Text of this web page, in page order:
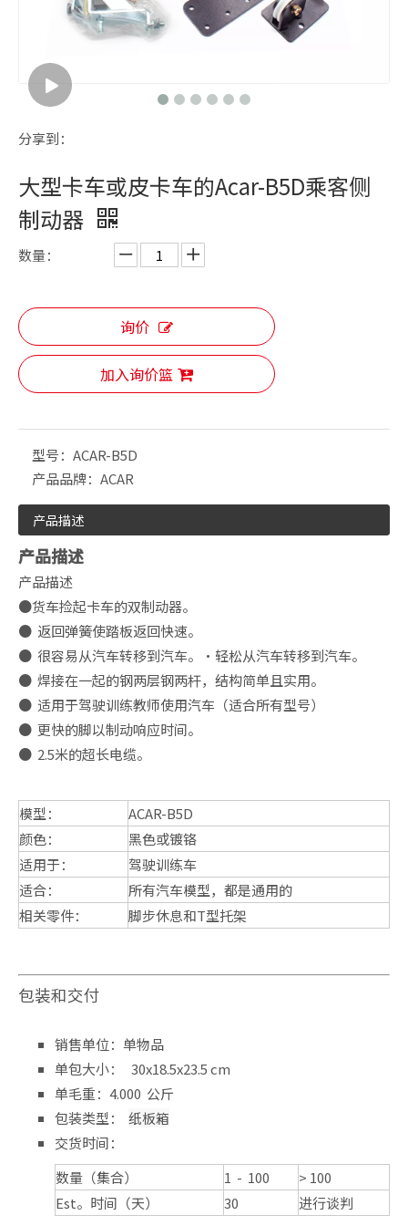
分享到：
大型卡车或皮卡车的Acar-B5D乘客侧
制动器
数量：
询价
加入询价篮
型号： ACAR-B5D
产品品牌： ACAR
产品描述
产品描述
产品描述
●货车捡起卡车的双制动器。
● 返回弹簧使踏板返回快速。
● 很容易从汽车转移到汽车。·轻松从汽车转移到汽车。
● 焊接在一起的钢两层钢两杆，结构简单且实用。
● 适用于驾驶训练教师使用汽车（适合所有型号）
● 更快的脚以制动响应时间。
● 2.5米的超长电缆。
模型：
ACAR-B5D
颜色：
黑色或镀铬
适用于：
驾驶训练车
适合：
所有汽车模型，都是通用的
相关零件：
脚步休息和T型托架
包装和交付
销售单位：单物品
单包大小： 30x18.5x23.5 cm
单毛重：4.000 公斤
包装类型： 纸板箱
交货时间：
数量（集合）
1 - 100
> 100
Est。时间（天）
30 进行谈判